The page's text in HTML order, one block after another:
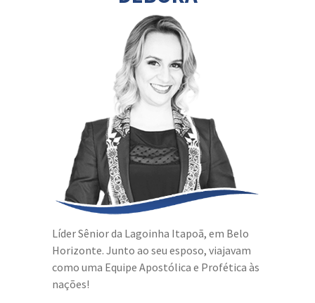
Líder Sênior da Lagoinha Itapoã, em Belo
Horizonte. Junto ao seu esposo, viajavam
como uma Equipe Apostólica e Profética às
nações!